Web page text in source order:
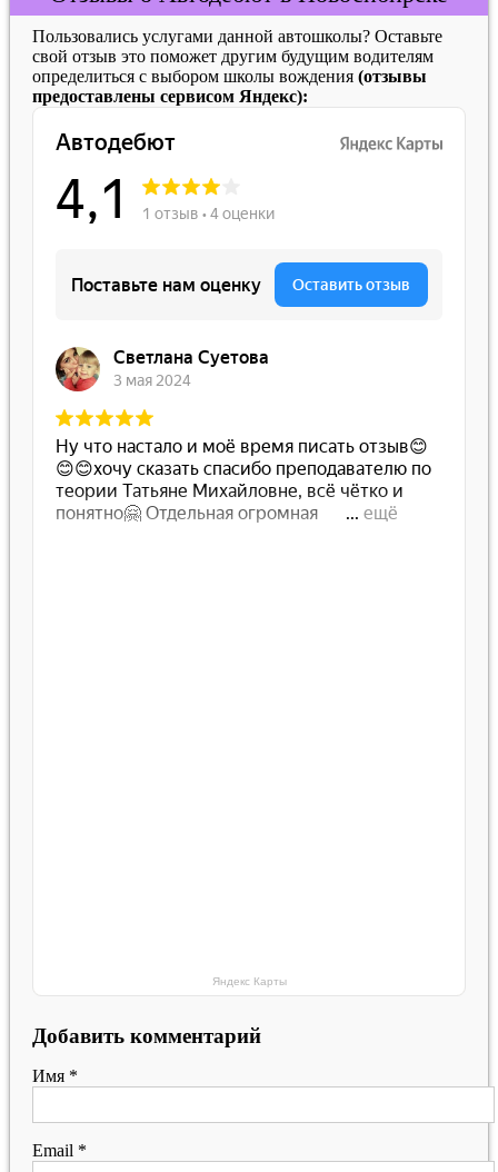
Пользовались услугами данной автошколы? Оставьте
свой отзыв это поможет другим будущим водителям
определиться с выбором школы вождения (отзывы
предоставлены сервисом Яндекс):
Яндекс Карты
Добавить комментарий
Имя *
Email *